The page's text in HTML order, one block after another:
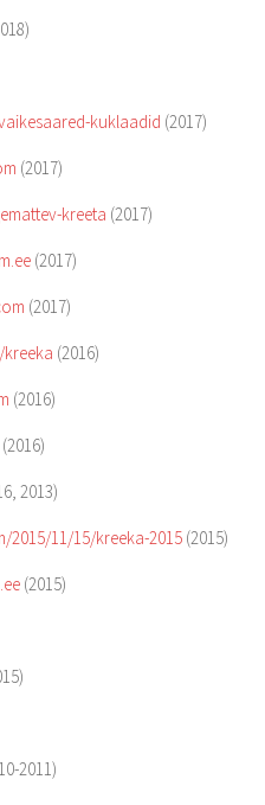
kuklaadid (2017)
(2017)
kreeta (2017)
(2017)
(2017)
(2016)
(2016)
(2016)
2013)
11/15/kreeka-2015 (2015)
(2015)
2011)